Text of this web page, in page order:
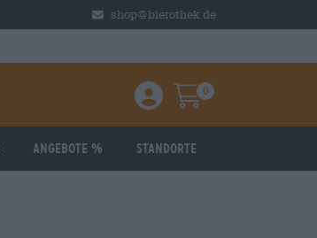
shop@bierothek.de
Einloggen / Anmelden
Warenkorb
0
Angebote % Standorte